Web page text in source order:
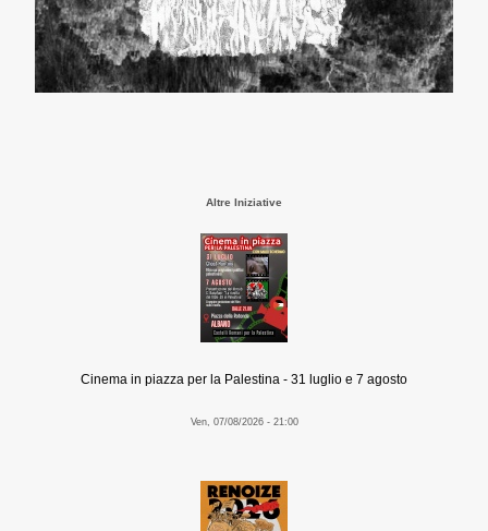
Altre Iniziative
Cinema in piazza per la Palestina - 31 luglio e 7 agosto
Ven, 07/08/2026 - 21:00